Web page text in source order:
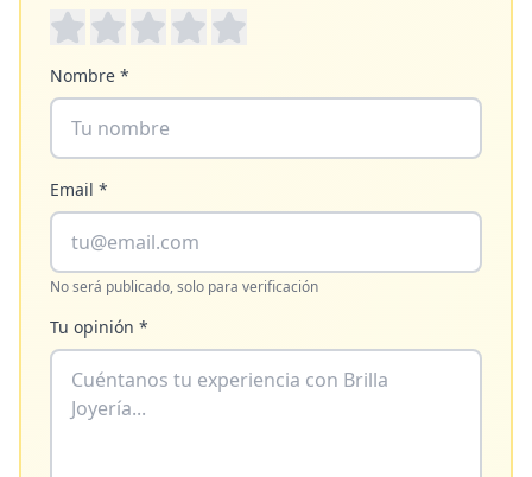
Nombre *
Email *
No será publicado, solo para verificación
Tu opinión *